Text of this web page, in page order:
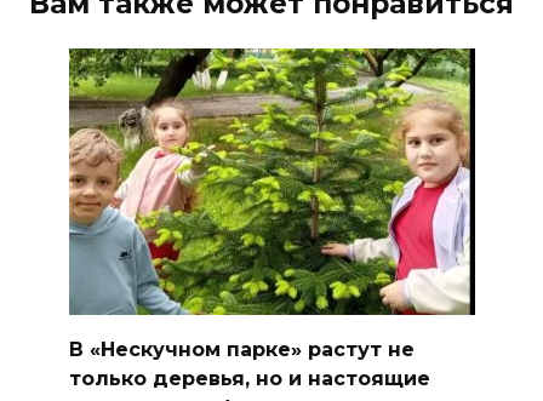
В «Нескучном парке» растут не
только деревья, но и настоящие